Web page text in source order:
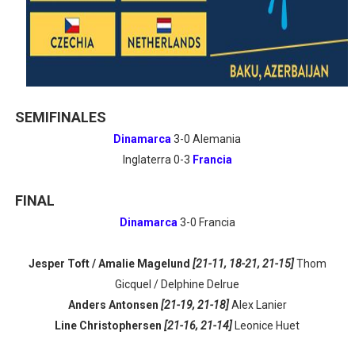
SEMIFINALES
Dinamarca3-0 Alemania
Inglaterra 0-3 Francia
FINAL
Dinamarca 3-0 Francia
Jesper Toft / Amalie Magelund [21-11, 18-21, 21-15]Thom
Gicquel / Delphine Delrue
Anders Antonsen [21-19, 21-18]Alex Lanier
Line Christophersen[21-16, 21-14] Leonice Huet